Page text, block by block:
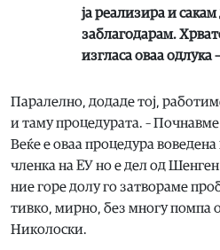
ја реализира и сакам
заблагодарам.
изгласа оваа одлука
Паралелно, додаде тој,
и таму процедурата. –
Веќе е оваа процедура воведена
членка на ЕУ но е дел од
ние горе долу го затвораме
тивко, мирно, без многу помпа
Николоски.